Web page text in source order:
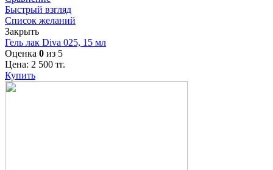
Быстрый взгляд
Список желаний
Закрыть
Гель лак Diva 025, 15 мл
Оценка 0 из 5
Цена: 2 500 тг.
Купить